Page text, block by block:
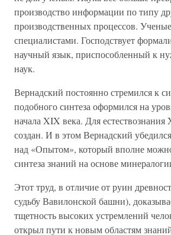
производство информации по типу
производственных процессов.
специалистами. Господствует
научный язык, приспособленный к
наук.
Вернадский постоянно стремился к
подобного синтеза оформился на
начала XIX века. Для
создан. И в этом Вернадский
над «Опытом», который вполне
синтеза знаний на основе
Этот труд, в отличие от руин
судьбу Вавилонской башни),
тщетность высоких устремлений
открыл пути к новым областям